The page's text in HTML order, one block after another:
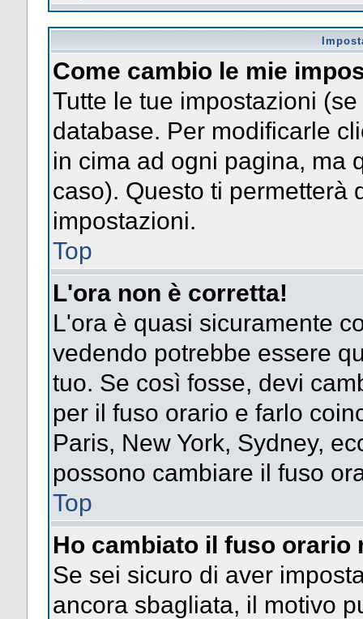
Come cambio le mie
Tutte le tue impostazioni
database. Per modificarle
in cima ad ogni pagina, ma
caso). Questo ti permetterà
impostazioni.
Top
L'ora non è corretta!
L'ora è quasi sicuramente
vedendo potrebbe essere
tuo. Se così fosse, devi
per il fuso orario e farlo
Paris, New York, Sydney,
possono cambiare il fuso
Top
Ho cambiato il fuso orario
Se sei sicuro di aver
ancora sbagliata, il motivo